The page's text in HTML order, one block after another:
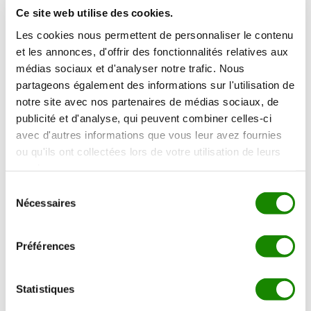
Ce site web utilise des cookies.
Les cookies nous permettent de personnaliser le contenu
et les annonces, d'offrir des fonctionnalités relatives aux
médias sociaux et d'analyser notre trafic. Nous
partageons également des informations sur l'utilisation de
notre site avec nos partenaires de médias sociaux, de
publicité et d'analyse, qui peuvent combiner celles-ci
avec d'autres informations que vous leur avez fournies
ou qu'ils ont collectées lors de votre utilisation de leurs
Nécessaires
Préférences
Statistiques
équivalent aux points utilisés sera déduit du
remboursement.
– En cas de remboursement d’une commande, les points
cumulés grâce à cette dernière seront déduits du compte
fidélité.
Parrainez vos amis ou votre famille
Pampa ?
commandes de vos filleuls !
programme de parrainage, tout le monde est gagnant !